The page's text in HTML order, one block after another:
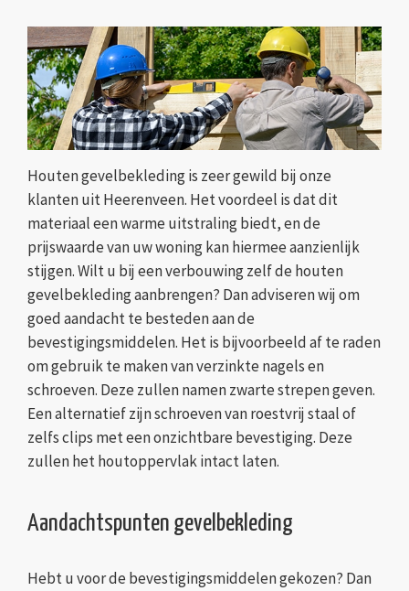
Houten gevelbekleding is zeer gewild bij onze
klanten uit Heerenveen. Het voordeel is dat dit
materiaal een warme uitstraling biedt, en de
prijswaarde van uw woning kan hiermee aanzienlijk
stijgen. Wilt u bij een verbouwing zelf de houten
gevelbekleding aanbrengen? Dan adviseren wij om
goed aandacht te besteden aan de
bevestigingsmiddelen. Het is bijvoorbeeld af te raden
om gebruik te maken van verzinkte nagels en
schroeven. Deze zullen namen zwarte strepen geven.
Een alternatief zijn schroeven van roestvrij staal of
zelfs clips met een onzichtbare bevestiging. Deze
zullen het houtoppervlak intact laten.
Aandachtspunten gevelbekleding
Hebt u voor de bevestigingsmiddelen gekozen? Dan